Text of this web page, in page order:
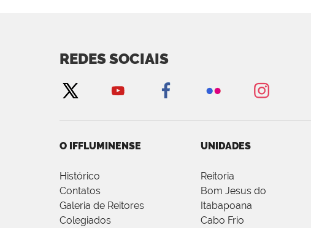
REDES SOCIAIS
O IFFLUMINENSE
Histórico
Contatos
Galeria de Reitores
Colegiados
UNIDADES
Reitoria
Bom Jesus do
Itabapoana
Cabo Frio